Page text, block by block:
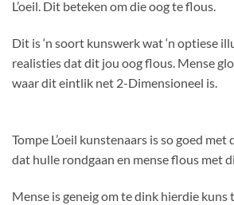
L’oeil. Dit beteken om die oog te flous.
Dit is ‘n soort kunswerk wat ‘n optiese
realisties dat dit jou oog flous. Mense
waar dit eintlik net 2-Dimensioneel is.
Tompe L’oeil kunstenaars is so goed
dat hulle rondgaan en mense flous met
Mense is geneig om te dink hierdie kuns